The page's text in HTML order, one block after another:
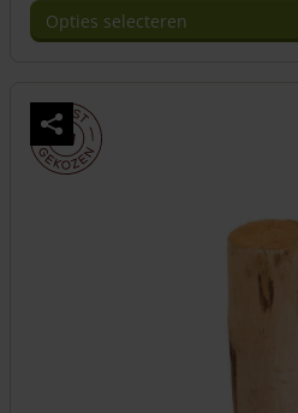
Opties selecteren
heeft
meerdere
variaties.
Deze